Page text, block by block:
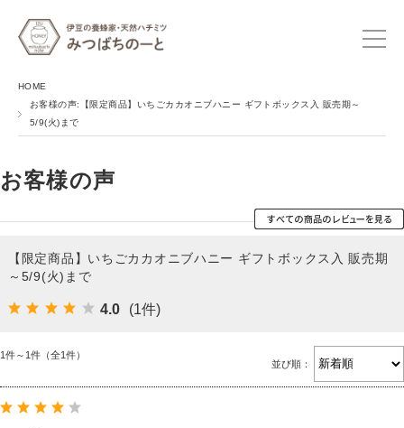
HOME
お客様の声:【限定商品】いちごカカオニブハニー ギフトボックス入 販売期～
5/9(火)まで
お客様の声
【限定商品】いちごカカオニブハニー ギフトボックス入 販売期
～5/9(火)まで
4.0 (1件)
1件～1件（全1件）
並び順：